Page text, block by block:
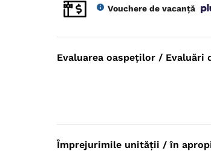
Vouchere de vacanță
Evaluarea oaspeților / Evaluări
Împrejurimile unității / în